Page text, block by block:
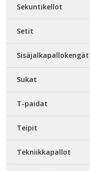
Sekuntikellot
Setit
Sisäjalkapallokengät
Sukat
T-paidat
Teipit
Tekniikkapallot